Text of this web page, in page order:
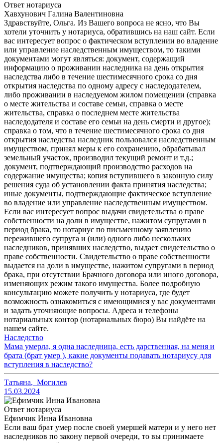
Ответ нотариуса
Хавхунович Галина Валентиновна
Здравствуйте, Ольга. Из Вашего вопроса не ясно, что Вы
хотели уточнить у нотариуса, обратившись на наш сайт. Если
вас интересует вопрос о фактическом вступлении во владение
или управление наследственным имуществом, то такими
документами могут являться: документ, содержащий
информацию о проживании наследника на день открытия
наследства либо в течение шестимесячного срока со дня
открытия наследства по одному адресу с наследодателем,
либо проживании в наследуемом жилом помещении (справка
о месте жительства и составе семьи, справка о месте
жительства, справка о последнем месте жительства
наследодателя и составе его семьи на день смерти и другое);
справка о том, что в течение шестимесячного срока со дня
открытия наследства наследник пользовался наследственным
имуществом, принял меры к его сохранению, обрабатывал
земельный участок, производил текущий ремонт и т.д.;
документ, подтверждающий производство расходов на
содержание имущества; копия вступившего в законную силу
решения суда об установлении факта принятия наследства;
иные документы, подтверждающие фактическое вступление
во владение или управление наследственным имуществом.
Если вас интересует вопрос выдачи свидетельства о праве
собственности на доли в имуществе, нажитом супругами в
период брака, то нотариус по письменному заявлению
пережившего супруга и (или) одного либо нескольких
наследников, принявших наследство, выдает свидетельство о
праве собственности. Свидетельство о праве собственности
выдается на доли в имуществе, нажитом супругами в период
брака, при отсутствии Брачного договора или иного договора,
изменяющих режим такого имущества. Более подробную
консультацию можете получить у нотариуса, где будет
возможность ознакомиться с имеющимися у вас документами
и задать уточняющие вопросы. Адреса и телефоны
нотариальных контор (нотариальных бюро) Вы найдёте на
нашем сайте.
Наследство
Мама умерла, я одна наследница, есть дарственная, на меня и
брата (брат умер ), какие документы подавать нотариусу для
вступления в наследство?
Татьяна, Могилев
15.03.2024
Ответ нотариуса
Ефимчик Инна Ивановна
Если ваш брат умер после своей умершей матери и у него нет
наследников по закону первой очереди, то вы принимаете